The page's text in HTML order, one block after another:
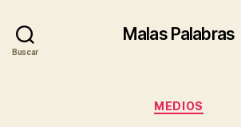
Buscar
Malas Palabras
Categorías
MEDIOS